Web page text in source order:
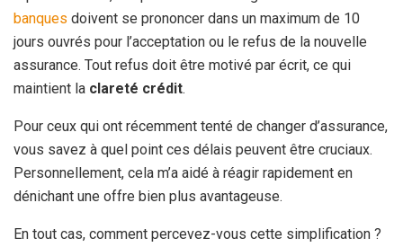
banques doivent se prononcer dans un maximum de 10
jours ouvrés pour l’acceptation ou le refus de la nouvelle
assurance. Tout refus doit être motivé par écrit, ce qui
maintient la clareté crédit.
Pour ceux qui ont récemment tenté de changer d’assurance,
vous savez à quel point ces délais peuvent être cruciaux.
Personnellement, cela m’a aidé à réagir rapidement en
dénichant une offre bien plus avantageuse.
En tout cas, comment percevez-vous cette simplification ?